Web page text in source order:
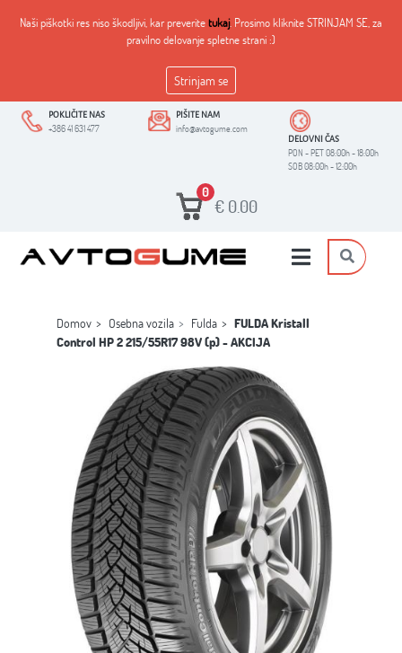
Naši piškotki res niso škodljivi, kar preveritetukaj. Prosimo kliknite STRINJAM SE, za
pravilno delovanje spletne strani :)
Strinjam se
POKLIČITE NAS
+386 41 631 477
PIŠITE NAM
info@avtogume.com
DELOVNI ČAS
PON - PET 08:00h - 18:00h
SOB 08:00h - 12:00h
0
€ 0.00
Domov Osebna vozila Fulda
FULDA Kristall
Control HP 2 215/55R17 98V (p) - AKCIJA